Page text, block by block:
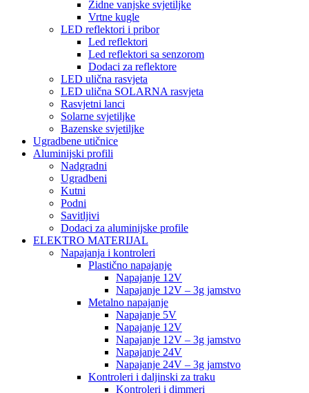
Zidne vanjske svjetiljke
Vrtne kugle
LED reflektori i pribor
Led reflektori
Led reflektori sa senzorom
Dodaci za reflektore
LED ulična rasvjeta
LED ulična SOLARNA rasvjeta
Rasvjetni lanci
Solarne svjetiljke
Bazenske svjetiljke
Ugradbene utičnice
Aluminijski profili
Nadgradni
Ugradbeni
Kutni
Podni
Savitljivi
Dodaci za aluminijske profile
ELEKTRO MATERIJAL
Napajanja i kontroleri
Plastično napajanje
Napajanje 12V
Napajanje 12V – 3g jamstvo
Metalno napajanje
Napajanje 5V
Napajanje 12V
Napajanje 12V – 3g jamstvo
Napajanje 24V
Napajanje 24V – 3g jamstvo
Kontroleri i daljinski za traku
Kontroleri i dimmeri